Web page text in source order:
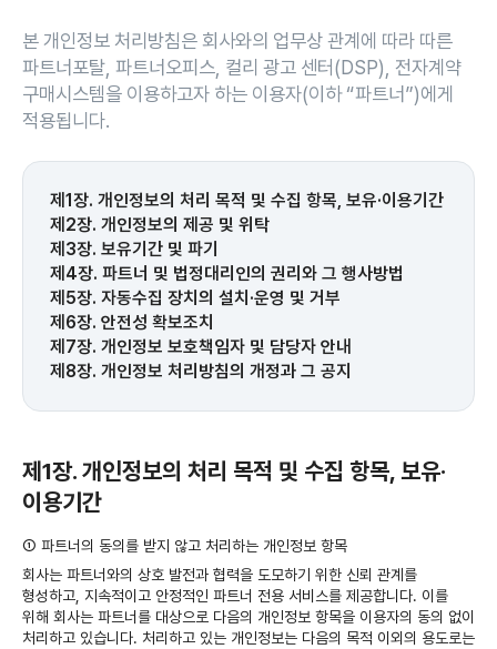
본 개인정보 처리방침은 회사와의 업무상 관계에 따라 따른
파트너포탈, 파트너오피스, 컬리 광고 센터(DSP), 전자계약
구매시스템을 이용하고자 하는 이용자(이하 “파트너”)에게
적용됩니다.
제1장. 개인정보의 처리 목적 및 수집 항목, 보유·이용기간
제2장. 개인정보의 제공 및 위탁
제3장. 보유기간 및 파기
제4장. 파트너 및 법정대리인의 권리와 그 행사방법
제5장. 자동수집 장치의 설치·운영 및 거부
제6장. 안전성 확보조치
제7장. 개인정보 보호책임자 및 담당자 안내
제8장. 개인정보 처리방침의 개정과 그 공지
제1장. 개인정보의 처리 목적 및 수집 항목, 보유·
이용기간
① 파트너의 동의를 받지 않고 처리하는 개인정보 항목
회사는 파트너와의 상호 발전과 협력을 도모하기 위한 신뢰 관계를
형성하고, 지속적이고 안정적인 파트너 전용 서비스를 제공합니다. 이를
위해 회사는 파트너를 대상으로 다음의 개인정보 항목을 이용자의 동의 없이
처리하고 있습니다. 처리하고 있는 개인정보는 다음의 목적 이외의 용도로는